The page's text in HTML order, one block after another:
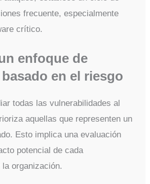
frecuente, especialmente
crítico.
enfoque de
en el riesgo
todas las vulnerabilidades al
aquellas que representen un
Esto implica una evaluación
potencial de cada
organización.